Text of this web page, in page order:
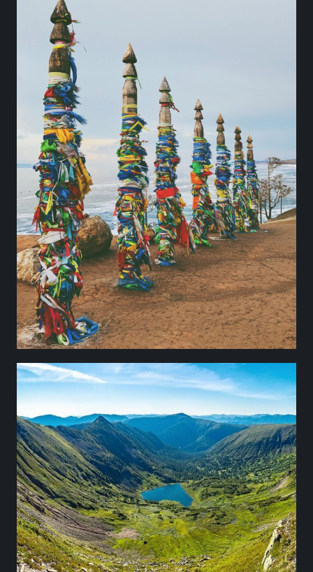
ШАМАНАМИ
Мы познакомим вас с шаманизмом — древней
религиозной культурой Бурятии, расскажем о
обычаях, покажем «места силы», познакомим с
настоящими шаманами и подготовим к проведению
шаманских ритуалов и обрядов
ВОСХОЖДЕНИЕ
НА ПИК
ЧЕРСКОГО
Мы проведем вас извилистыми лесными
тропинками, пересечем чистые горные реки
по живописным мостикам, минуем